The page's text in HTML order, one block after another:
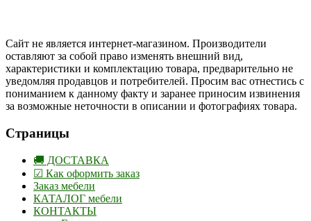
Сайт не является интернет-магазином. Производители
оставляют за собой право изменять внешний вид,
характеристики и комплектацию товара, предварительно не
уведомляя продавцов и потребителей. Просим вас отнестись с
пониманием к данному факту и заранее приносим извинения
за возможные неточности в описании и фотографиях товара.
Страницы
🚚 ДОСТАВКА
☑ Как оформить заказ
Заказ мебели
КАТАЛОГ мебели
КОНТАКТЫ